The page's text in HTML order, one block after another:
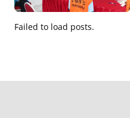
Failed to load posts.